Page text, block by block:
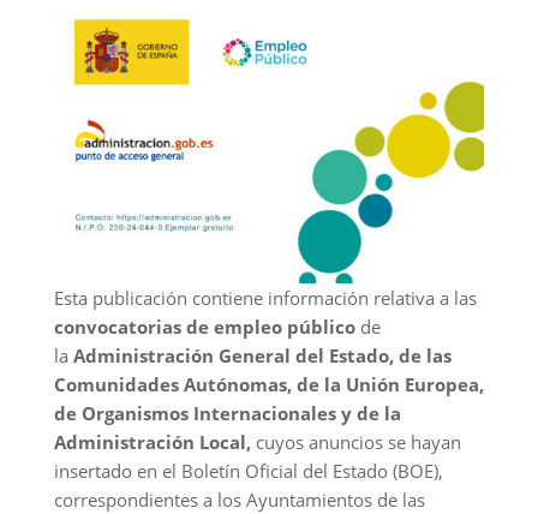
Esta publicación contiene información relativa a las
convocatorias de empleo público de
la Administración General del Estado, de las
Comunidades Autónomas, de la Unión Europea,
de Organismos Internacionales y de la
Administración Local, cuyos anuncios se hayan
insertado en el Boletín Oficial del Estado (BOE),
correspondientes a los Ayuntamientos de las